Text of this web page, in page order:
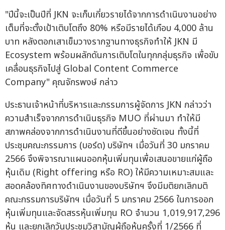
"ปีนี้จะเป็นปีที่ JKN จะเก็บเกี่ยวรายได้จากการดำเนินงานอย่าง
เต็มที่จะตั้งเป้าเติบโตถึง 80% หรือมีรายได้เกือบ 4,000 ล้าน
บาท หลังตอกเสาเข็มวางรากฐานทางธุรกิจทำให้ JKN มี
Ecosystem พร้อมผลักดันการเติบโตในทุกกลุ่มธุรกิจ เพื่อขับ
เคลื่อนธุรกิจไปสู่ Global Content Commerce
Company" คุณจักรพงษ์ กล่าว
ประธานเจ้าหน้าที่บริหารและกรรมการผู้จัดการ JKN กล่าวว่า
ความสำเร็จจากการดำเนินธุรกิจ MUO ที่ผ่านมา ทำให้มี
สภาพคล่องจากการดำเนินงานที่ดีขึ้นอย่างชัดเจน ทั้งนี้ที่
ประชุมคณะกรรมการ (บอร์ด) บริษัทฯ เมื่อวันที่ 30 มกราคม
2566 จึงพิจารณาแผนออกหุ้นเพิ่มทุนเพื่อเสนอขายแก่ผู้ถือ
หุ้นเดิม (Right offering หรือ RO) ให้มีความเหมาะสมและ
สอดคล้องทิศทางดำเนินงานของบริษัทฯ จึงมีมติยกเลิกมติ
คณะกรรมการบริษัทฯ เมื่อวันที่ 5 มกราคม 2566 ในการออก
หุ้นเพิ่มทุนและจัดสรรหุ้นเพิ่มทุน RO จำนวน 1,019,917,296
หุ้น และยกเลิกวันประชุมวิสามัญผู้ถือหุ้นครั้งที่ 1/2566 ที่